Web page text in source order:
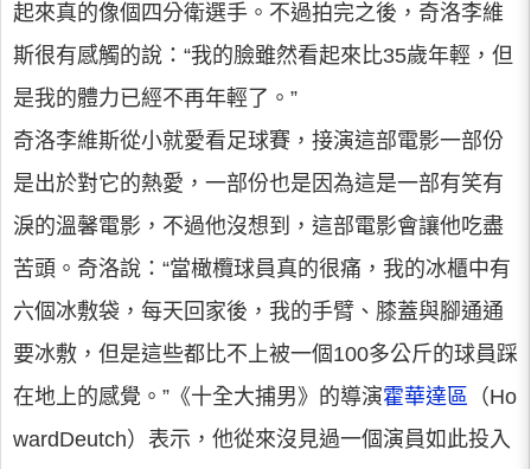
起來真的像個四分衛選手。不過拍完之後，奇洛李維
斯很有感觸的說：“我的臉雖然看起來比35歲年輕，但
是我的體力已經不再年輕了。”
奇洛李維斯從小就愛看足球賽，接演這部電影一部份
是出於對它的熱愛，一部份也是因為這是一部有笑有
淚的溫馨電影，不過他沒想到，這部電影會讓他吃盡
苦頭。奇洛說：“當橄欖球員真的很痛，我的冰櫃中有
六個冰敷袋，每天回家後，我的手臂、膝蓋與腳通通
要冰敷，但是這些都比不上被一個100多公斤的球員踩
在地上的感覺。”《十全大捕男》的導演霍華達區 （Ho
wardDeutch）表示，他從來沒見過一個演員如此投入